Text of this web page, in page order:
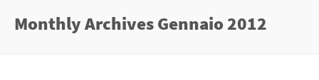
Monthly ArchivesGennaio 2012